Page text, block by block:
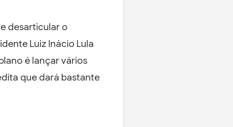
desarticular o
Luiz Inácio Lula
é lançar vários
que dará bastante